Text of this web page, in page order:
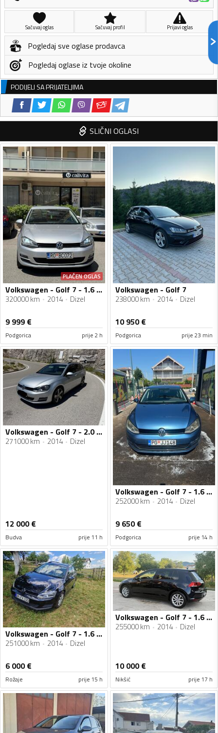
Sačuvaj oglas Sačuvaj profil Prijavi oglas
Pogledaj sve oglase prodavca
Pogledaj oglase iz tvoje okoline
PODIJELI SA PRIJATELJIMA
SLIČNI OGLASI
PLAĆEN OGLAS
Volkswagen - Golf 7 - 1.6 TDI
320000 km 2014 Dizel
9 999 €
Podgorica prije 2 h
Volkswagen - Golf 7
238000 km 2014 Dizel
10 950€
Podgorica prije 23 min
Volkswagen - Golf 7 - 2.0 Tdi DSG
271000 km 2014 Dizel
12 000€
Budva prije 11 h
Volkswagen - Golf 7 - 1.6 81kw
252000 km 2014 Dizel
9 650€
Podgorica prije 14 h
Volkswagen - Golf 7 - 1.6 tdi
251000 km 2014 Dizel
6 000€
Rožaje prije 15 h
Volkswagen - Golf 7 - 1.6 tdi bluemotion
255000 km 2014 Dizel
10 000€
Nikšić prije 17 h